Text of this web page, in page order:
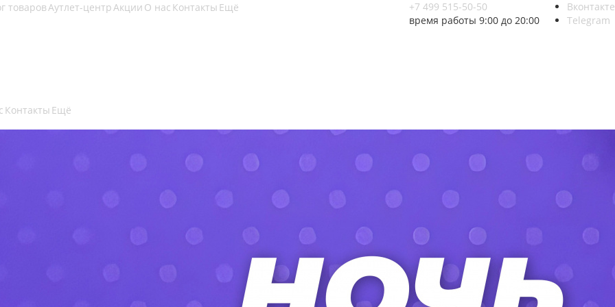
Вконтакте
Telegram
+7 499 515-50-50
время работы 9:00 до 20:00
товаровАутлет-центрАкции О нас Контакты Ещё
Контакты Ещё